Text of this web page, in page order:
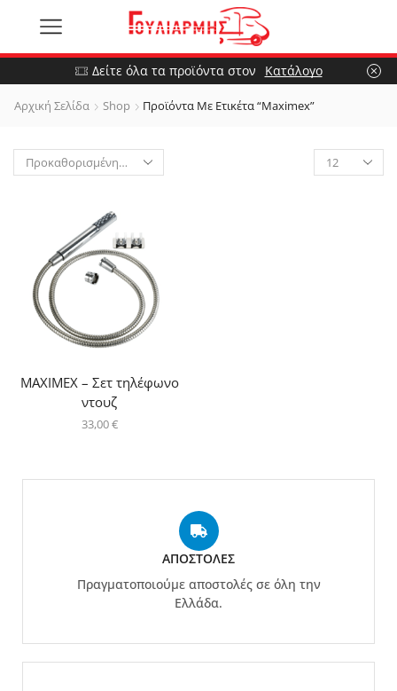
Δείτε όλα τα προϊόντα στον Κατάλογο
Αρχική Σελίδα Shop Προϊόντα Με Ετικέτα “Maximex”
MAXIMEX – Σετ τηλέφωνο
ντουζ
33,00€
ΑΠΟΣΤΟΛΈΣ
Πραγματοποιούμε αποστολές σε όλη την
Ελλάδα.